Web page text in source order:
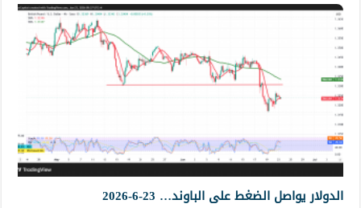
الدولار يواصل الضغط على الباوند… 23-6-2026